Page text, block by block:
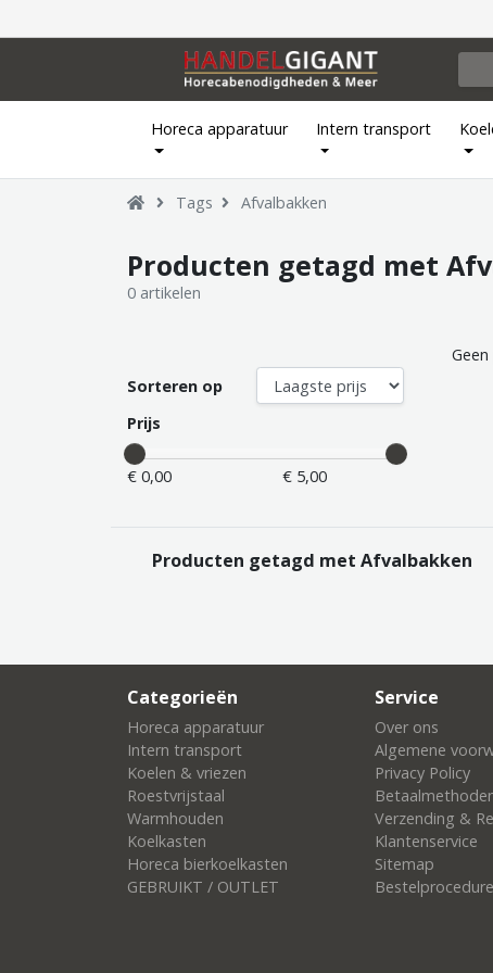
Horeca apparatuur Intern transport
Tags Afvalbakken
Producten getagd met
0 artikelen
Sorteren op
Prijs
€ 0,00 € 5,00
Producten getagd met Afvalbakken
Categorieën
Horeca apparatuur
Intern transport
Koelen & vriezen
Roestvrijstaal
Warmhouden
Koelkasten
Horeca bierkoelkasten
GEBRUIKT / OUTLET
Service
Over ons
Algemene
Privacy Policy
Verzending &
Klantenservice
Sitemap